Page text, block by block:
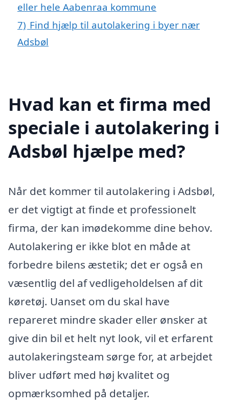
eller hele Aabenraa kommune
7) Find hjælp til autolakering i byer nær
Adsbøl
Hvad kan et firma med
speciale i autolakering i
Adsbøl hjælpe med?
Når det kommer til autolakering i Adsbøl,
er det vigtigt at finde et professionelt
firma, der kan imødekomme dine behov.
Autolakering er ikke blot en måde at
forbedre bilens æstetik; det er også en
væsentlig del af vedligeholdelsen af dit
køretøj. Uanset om du skal have
repareret mindre skader eller ønsker at
give din bil et helt nyt look, vil et erfarent
autolakeringsteam sørge for, at arbejdet
bliver udført med høj kvalitet og
opmærksomhed på detaljer.